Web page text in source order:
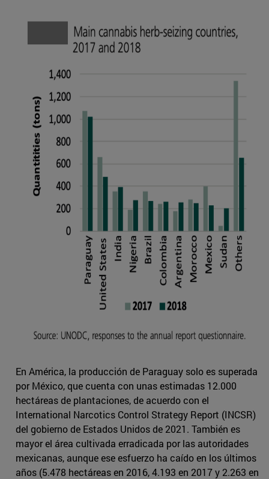
En América, la producción de Paraguay solo es superada
por México, que cuenta con unas estimadas 12.000
hectáreas de plantaciones, de acuerdo con el
International Narcotics Control Strategy Report (INCSR)
del gobierno de Estados Unidos de 2021. También es
mayor el área cultivada erradicada por las autoridades
mexicanas, aunque ese esfuerzo ha caído en los últimos
años (5.478 hectáreas en 2016, 4.193 en 2017 y 2.263 en